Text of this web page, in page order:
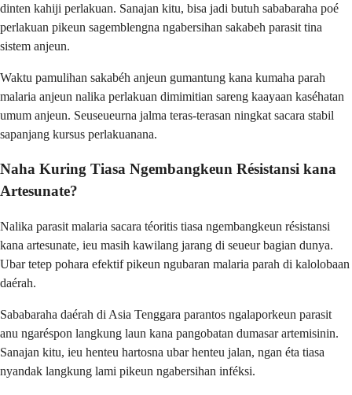
dinten kahiji perlakuan. Sanajan kitu, bisa jadi butuh sababaraha poé
perlakuan pikeun sagemblengna ngabersihan sakabeh parasit tina
sistem anjeun.
Waktu pamulihan sakabéh anjeun gumantung kana kumaha parah
malaria anjeun nalika perlakuan dimimitian sareng kaayaan kaséhatan
umum anjeun. Seuseueurna jalma teras-terasan ningkat sacara stabil
sapanjang kursus perlakuanana.
Naha Kuring Tiasa Ngembangkeun Résistansi kana
Artesunate?
Nalika parasit malaria sacara téoritis tiasa ngembangkeun résistansi
kana artesunate, ieu masih kawilang jarang di seueur bagian dunya.
Ubar tetep pohara efektif pikeun ngubaran malaria parah di kalolobaan
daérah.
Sababaraha daérah di Asia Tenggara parantos ngalaporkeun parasit
anu ngaréspon langkung laun kana pangobatan dumasar artemisinin.
Sanajan kitu, ieu henteu hartosna ubar henteu jalan, ngan éta tiasa
nyandak langkung lami pikeun ngabersihan inféksi.